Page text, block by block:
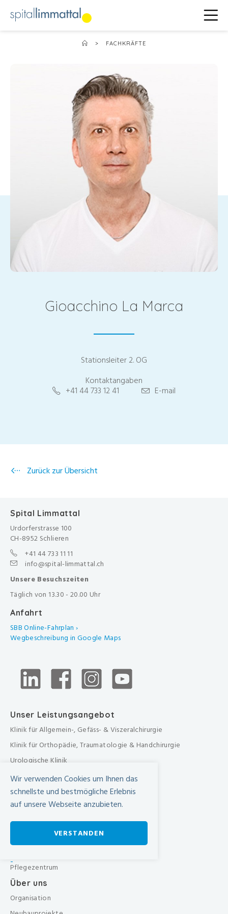
> FACHKRÄFTE
Gioacchino La Marca
Stationsleiter 2. OG
Kontaktangaben
+41 44 733 12 41 E-mail
Zurück zur Übersicht
Spital Limmattal
Urdorferstrasse 100
CH-8952 Schlieren
+41 44 733 11 11
info@spital-limmattal.ch
Unsere Besuchszeiten
Täglich von 13.30 - 20.00 Uhr
Anfahrt
SBB Online-Fahrplan ›
Wegbeschreibung in Google Maps
Unser Leistungsangebot
Klinik für Allgemein-, Gefäss- & Viszeralchirurgie
Klinik für Orthopädie, Traumatologie & Handchirurgie
Urologische Klinik
Medizinische Klinik
Frauenklinik
Übergreifende medizinische Bereiche
Übergreifende Bereiche
Beratungen & Dienste
Pflegezentrum
Über uns
Organisation
Wir verwenden Cookies um Ihnen das
schnellste und bestmögliche Erlebnis
auf unsere Webseite anzubieten.
VERSTANDEN
-